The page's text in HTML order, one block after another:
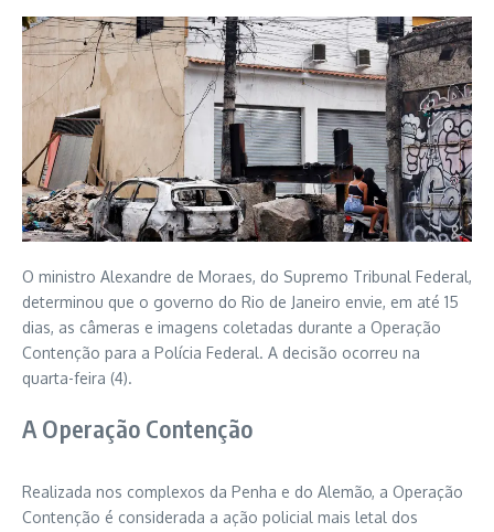
O ministro Alexandre de Moraes, do Supremo Tribunal Federal,
determinou que o governo do Rio de Janeiro envie, em até 15
dias, as câmeras e imagens coletadas durante a Operação
Contenção para a Polícia Federal. A decisão ocorreu na
quarta-feira (4).
A Operação Contenção
Realizada nos complexos da Penha e do Alemão, a Operação
Contenção é considerada a ação policial mais letal dos